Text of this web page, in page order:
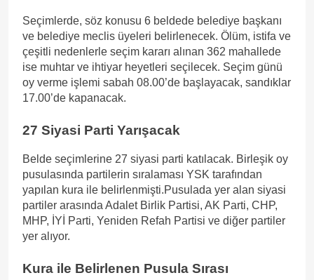
Seçimlerde, söz konusu 6 beldede belediye başkanı
ve belediye meclis üyeleri belirlenecek. Ölüm, istifa ve
çeşitli nedenlerle seçim kararı alınan 362 mahallede
ise muhtar ve ihtiyar heyetleri seçilecek. Seçim günü
oy verme işlemi sabah 08.00’de başlayacak, sandıklar
17.00’de kapanacak.
27 Siyasi Parti Yarışacak
Belde seçimlerine 27 siyasi parti katılacak. Birleşik oy
pusulasında partilerin sıralaması YSK tarafından
yapılan kura ile belirlenmişti.Pusulada yer alan siyasi
partiler arasında Adalet Birlik Partisi, AK Parti, CHP,
MHP, İYİ Parti, Yeniden Refah Partisi ve diğer partiler
yer alıyor.
Kura ile Belirlenen Pusula Sırası